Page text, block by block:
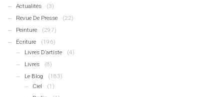
Actualités
(3)
Revue De Presse
(22)
Peinture
(297)
Écriture
(196)
Livres D’artiste
(4)
Livres
(8)
Le Blog
(183)
Ciel
(1)